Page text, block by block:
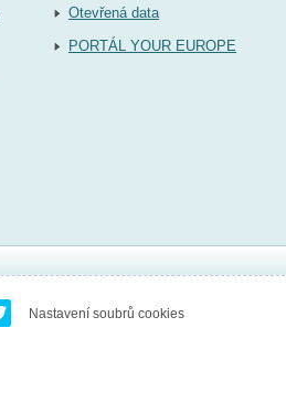
Otevřená data
PORTÁL YOUR EUROPE
Nastavení soubrů cookies